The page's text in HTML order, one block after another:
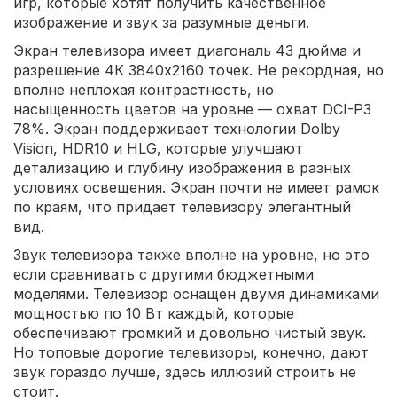
изображение и звук за разумные деньги.
Экран телевизора имеет диагональ 43 дюйма и
разрешение 4К 3840x2160 точек. Не рекордная, но
вполне неплохая контрастность, но
насыщенность цветов на уровне — охват DCI-P3
78%. Экран поддерживает технологии Dolby
Vision, HDR10 и HLG, которые улучшают
детализацию и глубину изображения в разных
условиях освещения. Экран почти не имеет рамок
по краям, что придает телевизору элегантный
вид.
Звук телевизора также вполне на уровне, но это
если сравнивать с другими бюджетными
моделями. Телевизор оснащен двумя динамиками
мощностью по 10 Вт каждый, которые
обеспечивают громкий и довольно чистый звук.
Но топовые дорогие телевизоры, конечно, дают
звук гораздо лучше, здесь иллюзий строить не
стоит.